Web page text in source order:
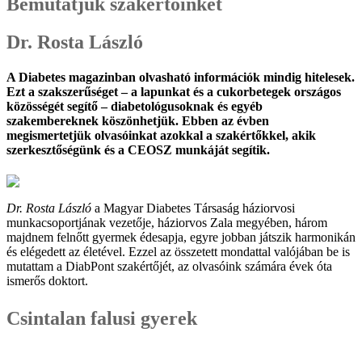
Bemutatjuk szakértőinket
Dr. Rosta László
A Diabetes magazinban olvasható információk mindig hitelesek.
Ezt a szakszerűséget – a lapunkat és a cukorbetegek országos
közösségét segítő – diabetológusoknak és egyéb
szakembereknek köszönhetjük. Ebben az évben
megismertetjük olvasóinkat azokkal a szakértőkkel, akik
szerkesztőségünk és a CEOSZ munkáját segítik.
Dr. Rosta László a Magyar Diabetes Társaság háziorvosi
munkacsoportjának vezetője, háziorvos Zala megyében, három
majdnem felnőtt gyermek édesapja, egyre jobban játszik harmonikán
és elégedett az életével. Ezzel az összetett mondattal valójában be is
mutattam a DiabPont szakértőjét, az olvasóink számára évek óta
ismerős doktort.
Csintalan falusi gyerek